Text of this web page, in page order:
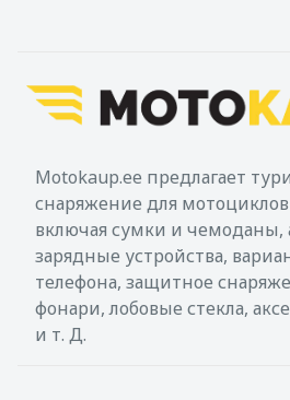
Motokaup.ee предлагает
снаряжение для мотоциклов
включая сумки и чемоданы,
зарядные устройства,
телефона, защитное
фонари, лобовые стекла,
и т. Д.